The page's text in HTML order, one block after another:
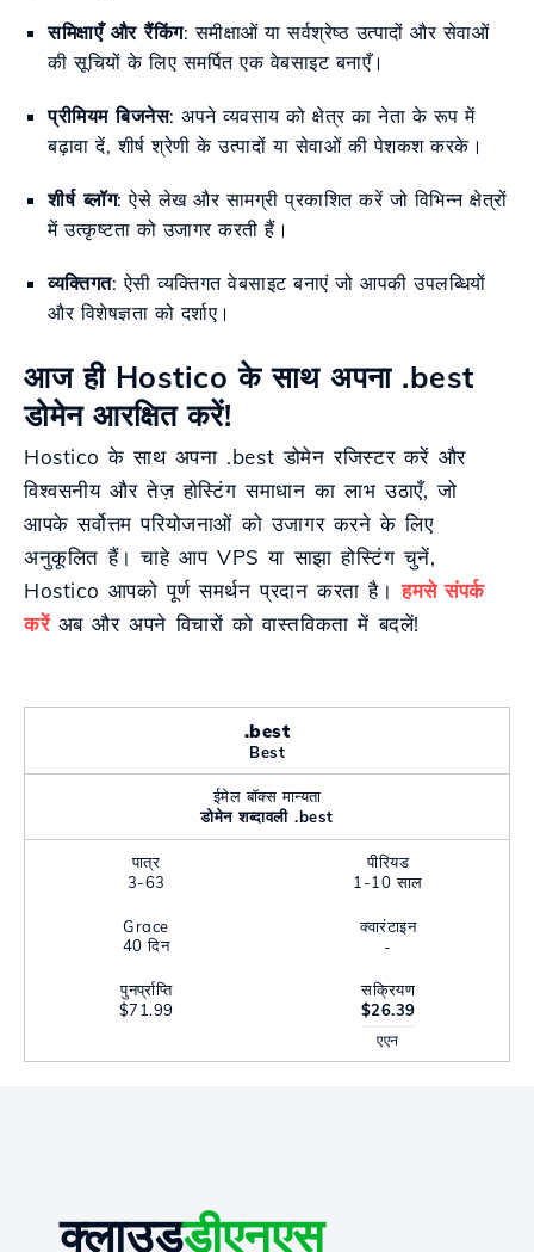
समिक्षाएँ और रैंकिंग: समीक्षाओं या सर्वश्रेष्ठ उत्पादों और सेवाओं
की सूचियों के लिए समर्पित एक वेबसाइट बनाएँ।
प्रीमियम बिजनेस: अपने व्यवसाय को क्षेत्र का नेता के रूप में
बढ़ावा दें, शीर्ष श्रेणी के उत्पादों या सेवाओं की पेशकश करके।
शीर्ष ब्लॉग: ऐसे लेख और सामग्री प्रकाशित करें जो विभिन्न क्षेत्रों
में उत्कृष्टता को उजागर करती हैं।
व्यक्तिगत: ऐसी व्यक्तिगत वेबसाइट बनाएं जो आपकी उपलब्धियों
और विशेषज्ञता को दर्शाए।
आज ही Hostico के साथ अपना .best
डोमेन आरक्षित करें!
Hostico के साथ अपना .best डोमेन रजिस्टर करें और
विश्वसनीय और तेज़ होस्टिंग समाधान का लाभ उठाएँ, जो
आपके सर्वोत्तम परियोजनाओं को उजागर करने के लिए
अनुकूलित हैं। चाहे आप VPS या साझा होस्टिंग चुनें,
Hostico आपको पूर्ण समर्थन प्रदान करता है।हमसे संपर्क
करेंअब और अपने विचारों को वास्तविकता में बदलें!
.best
Best
ईमेल बॉक्स मान्यता
डोमेन शब्दावली .best
पात्र
3-63
पीरियड
1-10 साल
Grace
40 दिन
क्वारंटाइन
-
पुनर्प्राप्ति
$71.99
सक्रियण
$26.39
एएन
क्लाउडडीएनएस